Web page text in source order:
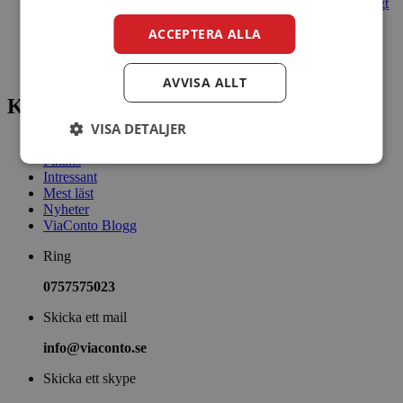
Billiga flygbiljetter 2026: så hittar du ett bra pris utan onödigt
Sommaren är ett perfekt tillfälle att testa lyckan!
Lån online: 7 tips för att låna ansvarsfullt och skydda din
hushållsbudget
Kategorier
Finans
Intressant
Mest läst
Nyheter
ViaConto Blogg
Ring
0757575023
Skicka ett mail
info@viaconto.se
Skicka ett skype
ACCEPTERA ALLA
AVVISA ALLT
VISA DETALJER